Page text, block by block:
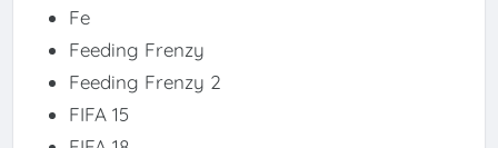
Fe
Feeding Frenzy
Feeding Frenzy 2
FIFA 15